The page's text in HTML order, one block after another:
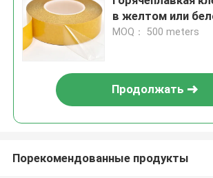
в желтом или
30-50м длина
MOQ： 500 meters
Продолжать
Порекомендованные продукты